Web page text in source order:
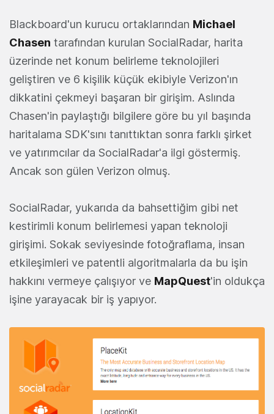
Blackboard'un kurucu ortaklarından Michael
Chasen tarafından kurulan SocialRadar, harita
üzerinde net konum belirleme teknolojileri
geliştiren ve 6 kişilik küçük ekibiyle Verizon'ın
dikkatini çekmeyi başaran bir girişim. Aslında
Chasen'in paylaştığı bilgilere göre bu yıl başında
haritalama SDK'sını tanıttıktan sonra farklı şirket
ve yatırımcılar da SocialRadar'a ilgi göstermiş.
Ancak son gülen Verizon olmuş.
SocialRadar, yukarıda da bahsettiğim gibi net
kestirimli konum belirlemesi yapan teknoloji
girişimi. Sokak seviyesinde fotoğraflama, insan
etkileşimleri ve patentli algoritmalarla da bu işin
hakkını vermeye çalışıyor ve MapQuest'in oldukça
işine yarayacak bir iş yapıyor.